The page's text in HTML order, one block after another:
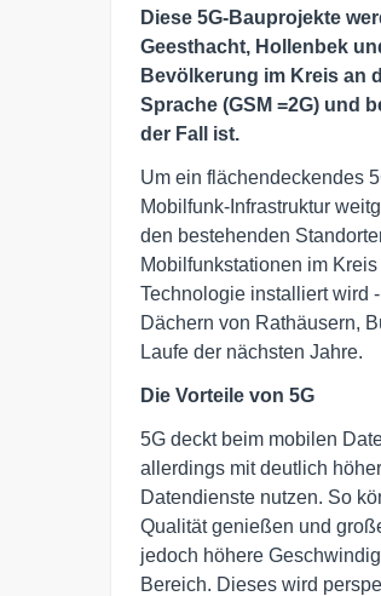
Diese 5G-Bauprojekte
Geesthacht, Hollenbek
Bevölkerung im Kreis an
Sprache (GSM =2G) und
der Fall ist.
Um ein flächendeckendes
Mobilfunk-Infrastruktur
den bestehenden
Mobilfunkstationen im
Technologie installiert wird
Dächern von Rathäusern,
Laufe der nächsten Jahre.
Die Vorteile von 5G
5G deckt beim mobilen
allerdings mit deutlich
Datendienste nutzen. So
Qualität genießen und
jedoch höhere
Bereich. Dieses wird